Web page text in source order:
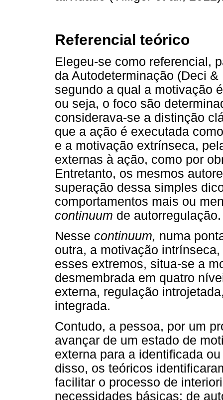
Referencial teórico
Elegeu-se como referencial,
da Autodeterminação (Deci
segundo a qual a motivação
ou seja, o foco são
considerava-se a distinção
que a ação é executada
e a motivação extrínseca,
externas à ação, como por
Entretanto, os mesmos
superação dessa simples
comportamentos mais ou
continuum de autorregulação.
Nesse continuum, numa
outra, a motivação
esses extremos, situa-se a
desmembrada em quatro
externa, regulação
integrada.
Contudo, a pessoa, por um
avançar de um estado de
externa para a identificada
disso, os teóricos
facilitar o processo de
necessidades básicas: de